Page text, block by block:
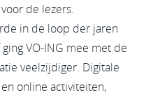
de lezers.
in de loop der jaren
VO-ING mee met de
veelzijdiger. Digitale
online activiteiten,